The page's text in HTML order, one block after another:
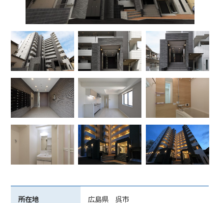
所在地 広島県 呉市